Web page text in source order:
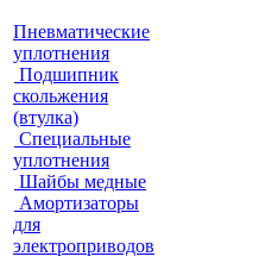
Пневматические
уплотнения
Подшипник
скольжения
(втулка)
Специальные
уплотнения
Шайбы медные
Амортизаторы
для
электроприводов